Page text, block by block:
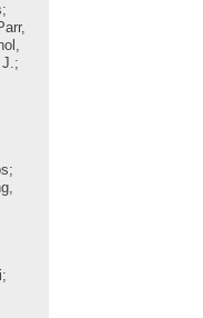
;
;
;
;